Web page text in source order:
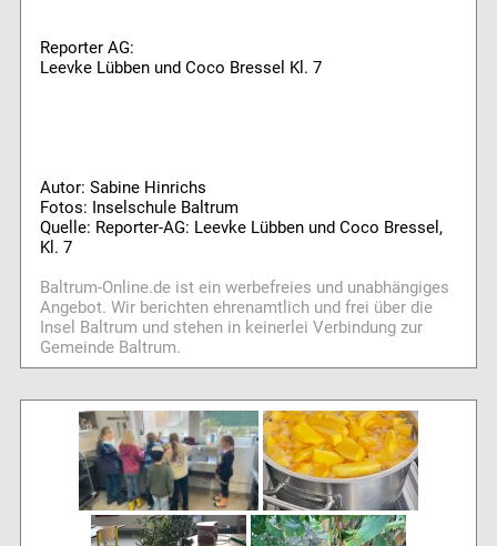
Reporter AG:
Leevke Lübben und Coco Bressel Kl. 7
Autor: Sabine Hinrichs
Fotos: Inselschule Baltrum
Quelle: Reporter-AG: Leevke Lübben und Coco Bressel,
Kl. 7
Baltrum-Online.de ist ein werbefreies und unabhängiges
Angebot. Wir berichten ehrenamtlich und frei über die
Insel Baltrum und stehen in keinerlei Verbindung zur
Gemeinde Baltrum.